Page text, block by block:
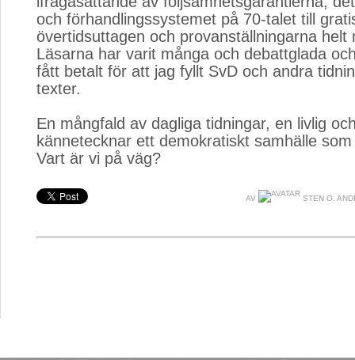
och förhandlingssystemet på 70-talet till
övertidsuttagen och provanställningarna helt
Läsarna har varit många och debattglada
fått betalt för att jag fyllt SvD och andra
texter.
En mångfald av dagliga tidningar, en livlig
kännetecknar ett demokratiskt samhälle
Vart är vi på väg?
AV STEN O.